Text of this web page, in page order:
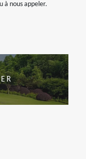
à nous appeler.